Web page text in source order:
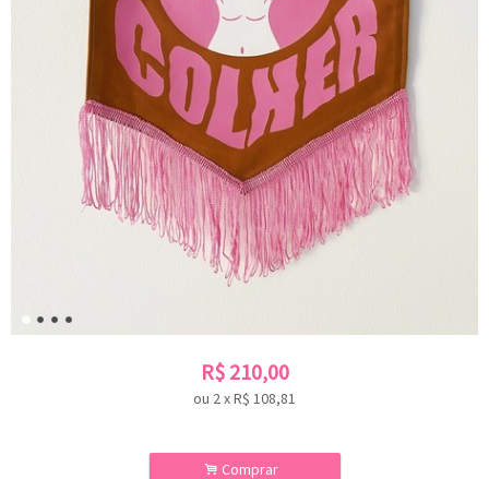
R$ 210,00
ou 2xR$ 108,81
. Comprar